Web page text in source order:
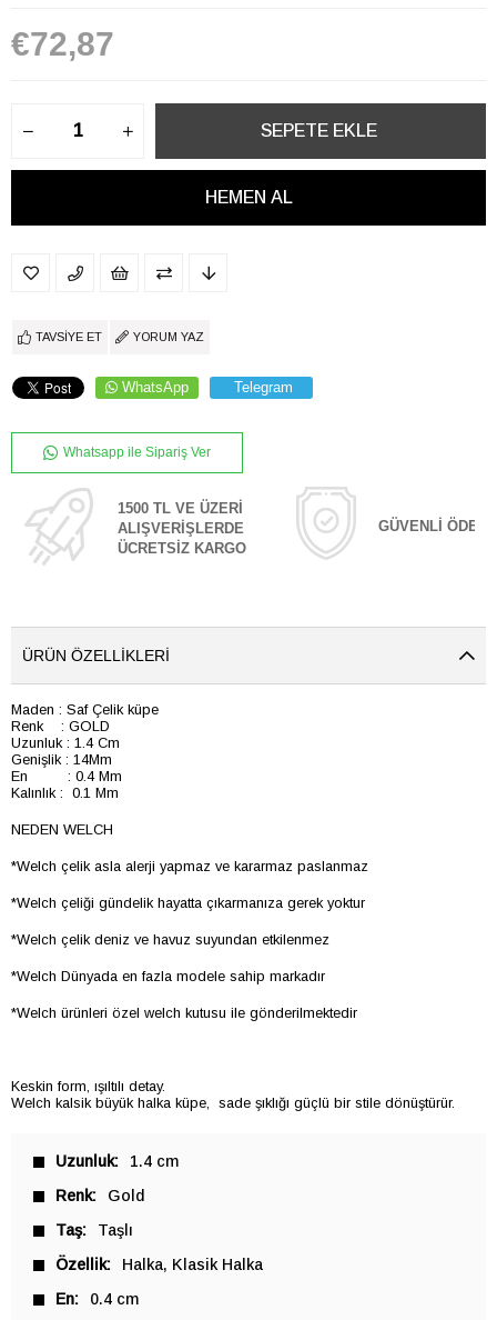
€72,87
TAVSIYE ET YORUM YAZ
WhatsApp Telegram
Whatsapp ile Sipariş Ver
1500 TL VE ÜZERİ
ALIŞVERİŞLERDE
ÜCRETSİZ KARGO
GÜVENLİ
ÜRÜN ÖZELLIKLERI
Maden : Saf Çelik küpe
Renk : GOLD
Uzunluk : 1.4 Cm
Genişlik : 14Mm
En : 0.4 Mm
Kalınlık : 0.1 Mm
NEDEN WELCH
*Welch çelik asla alerji yapmaz ve kararmaz paslanmaz
*Welch çeliği gündelik hayatta çıkarmanıza gerek yoktur
*Welch çelik deniz ve havuz suyundan etkilenmez
*Welch Dünyada en fazla modele sahip markadır
*Welch ürünleri özel welch kutusu ile gönderilmektedir
Keskin form, ışıltılı detay.
Welch kalsik büyük halka küpe, sade şıklığı güçlü bir stile dönüştürür.
Uzunluk
1.4 cm
Renk
Gold
Taş
Taşlı
Özellik
Halka Klasik Halka
En
0.4 cm